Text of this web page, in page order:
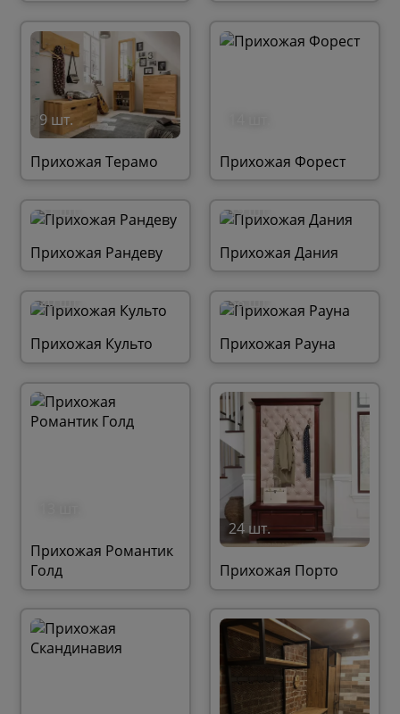
9 шт.
Прихожая Терамо Прихожая Форест
31 шт.
Прихожая Рандеву
19 шт.
Прихожая Дания
20 шт.
Прихожая Культо
38 шт.
Прихожая Рауна
Прихожая Романтик
Голд
24 шт.
Прихожая Порто